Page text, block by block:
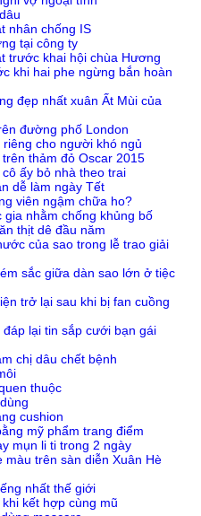
nhân chống IS
tại công ty
trước khai hội chùa Hương
khi hai phe ngừng bắn hoàn
đẹp nhất xuân Ất Mùi của
đường phố London
cho người khó ngủ
thảm đỏ Oscar 2015
ấy bỏ nhà theo trai
dễ làm ngày Tết
viên ngậm chữa ho?
gia nhằm chống khủng bố
thịt dê đầu năm
của sao trong lễ trao giải
sắc giữa dàn sao lớn ở tiệc
trở lại sau khi bị fan cuồng
lại tin sắp cưới bạn gái
chị dâu chết bệnh
thuộc
cushion
mỹ phẩm trang điểm
mụn li ti trong 2 ngày
trên sàn diễn Xuân Hè
nhất thế giới
kết hợp cùng mũ